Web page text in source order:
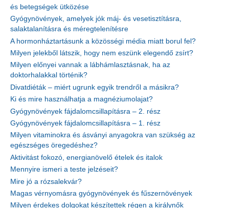
és betegségek ütközése
Gyógynövények, amelyek jók máj- és vesetisztításra,
salaktalanításra és méregtelenítésre
A hormonháztartásunk a közösségi média miatt borul fel?
Milyen jelekből látszik, hogy nem eszünk elegendő zsírt?
Milyen előnyei vannak a lábhámlasztásnak, ha az
doktorhalakkal történik?
Divatdiéták – miért ugrunk egyik trendről a másikra?
Ki és mire használhatja a magnéziumolajat?
Gyógynövények fájdalomcsillapításra – 2. rész
Gyógynövények fájdalomcsillapításra – 1. rész
Milyen vitaminokra és ásványi anyagokra van szükség az
egészséges öregedéshez?
Aktivitást fokozó, energianövelő ételek és italok
Mennyire ismeri a teste jelzéseit?
Mire jó a rózsalekvár?
Magas vérnyomásra gyógynövények és fűszernövények
Milyen érdekes dolgokat készítettek régen a királynők